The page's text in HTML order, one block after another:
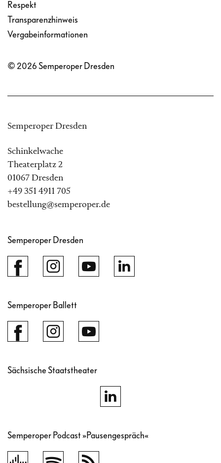
Respekt
Transparenzhinweis
Vergabeinformationen
© 2026 Semperoper Dresden
Semperoper Dresden
Schinkelwache
Theaterplatz 2
01067 Dresden
+49 351 4911 705
bestellung@semperoper.de
Semperoper Dresden
Semperoper Ballett
Sächsische Staatstheater
Semperoper Podcast »Pausengespräch«